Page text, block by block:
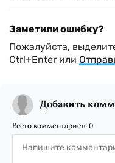
Заметили ошибку?
Пожалуйста,
Ctrl+Enter или
Добавить
Всего комментариев: 0